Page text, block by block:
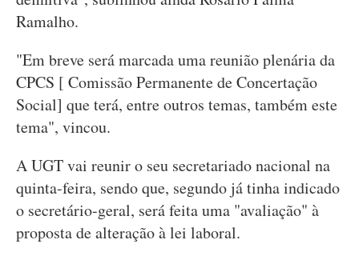
Ramalho.
"Em breve será marcada uma reunião plenária da
CPCS [ Comissão Permanente de Concertação
Social] que terá, entre outros temas, também este
tema", vincou.
A UGT vai reunir o seu secretariado nacional na
quinta-feira, sendo que, segundo já tinha indicado
o secretário-geral, será feita uma "avaliação" à
proposta de alteração à lei laboral.